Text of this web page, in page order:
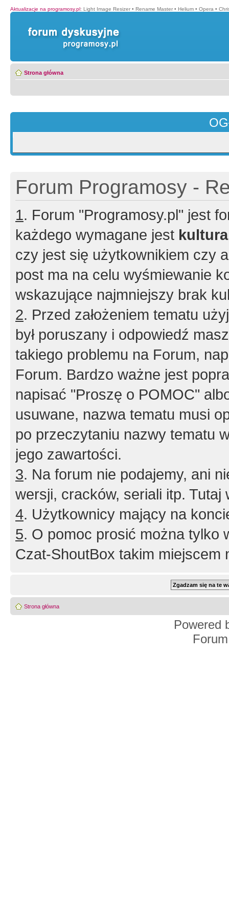
Aktualizacje na programosy.pl: Light Image Resizer • Rename Master • Helium • Opera •
Strona główna
Forum Programosy -
1. Forum "Programosy.pl" jest
każdego wymagane jest
czy jest się użytkownikiem czy
post ma na celu wyśmiewanie
wskazujące najmniejszy brak
2. Przed założeniem tematu
był poruszany i odpowiedź
takiego problemu na Forum,
Forum. Bardzo ważne jest
napisać "Proszę o POMOC"
usuwane, nazwa tematu musi
po przeczytaniu nazwy tematu
jego zawartości.
3. Na forum nie podajemy, ani
wersji, cracków, seriali itp. Tutaj
4. Użytkownicy mający na
5. O pomoc prosić można tylko
Czat-ShoutBox takim miejscem
Strona główna
Powered